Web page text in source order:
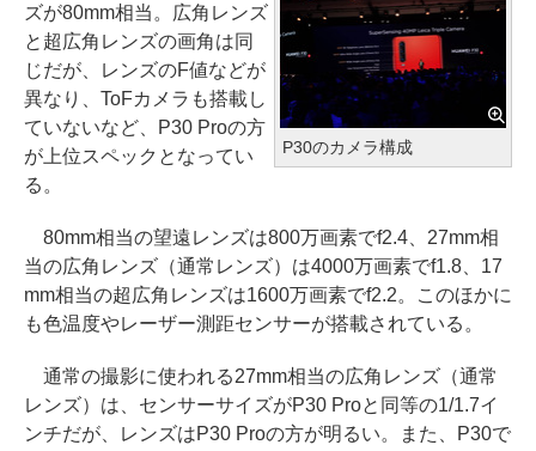
P30のカメラ構成
ズが80mm相当。広角レンズ
と超広角レンズの画角は同
じだが、レンズのF値などが
異なり、ToFカメラも搭載し
ていないなど、P30 Proの方
が上位スペックとなってい
る。
80mm相当の望遠レンズは800万画素でf2.4、27mm相
当の広角レンズ（通常レンズ）は4000万画素でf1.8、17
mm相当の超広角レンズは1600万画素でf2.2。このほかに
も色温度やレーザー測距センサーが搭載されている。
通常の撮影に使われる27mm相当の広角レンズ（通常
レンズ）は、センサーサイズがP30 Proと同等の1/1.7イ
ンチだが、レンズはP30 Proの方が明るい。また、P30で